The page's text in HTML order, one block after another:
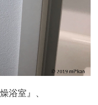
浴室』、